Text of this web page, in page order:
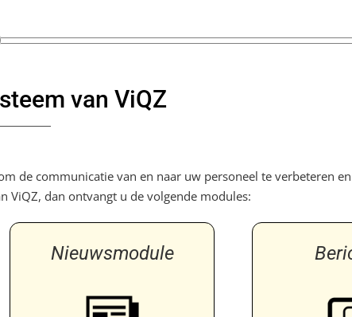
van ViQZ
de communicatie van en naar uw personeel te verbeteren
ViQZ, dan ontvangt u de volgende modules:
Nieuwsmodule